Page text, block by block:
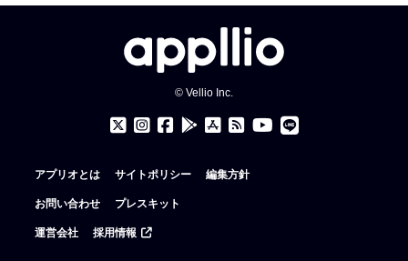
© Vellio Inc.
アプリオとは サイトポリシー 編集方針
お問い合わせ プレスキット
運営会社 採用情報